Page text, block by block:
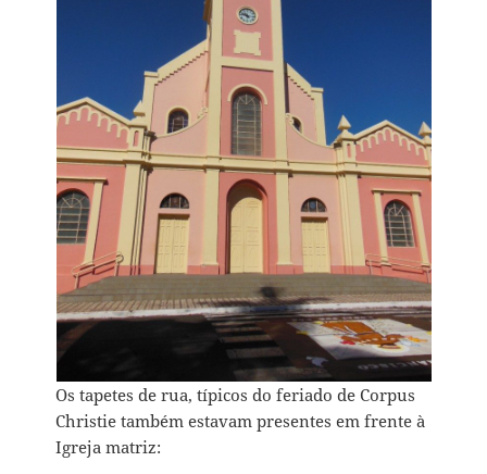
Os tapetes de rua, típicos do feriado de Corpus
Christie também estavam presentes em frente à
Igreja matriz: